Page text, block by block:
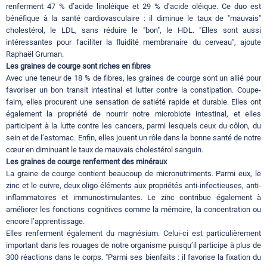
renferment 47 % d’acide linoléique et 29 % d’acide oléique. Ce duo est
bénéfique à la santé cardiovasculaire : il diminue le taux de "mauvais"
cholestérol, le LDL, sans réduire le "bon", le HDL. "Elles sont aussi
intéressantes pour faciliter la fluidité membranaire du cerveau", ajoute
Raphaël Gruman.
Les graines de courge sont riches en fibres
Avec une teneur de 18 % de fibres, les graines de courge sont un allié pour
favoriser un bon transit intestinal et lutter contre la constipation. Coupe-
faim, elles procurent une sensation de satiété rapide et durable. Elles ont
également la propriété de nourrir notre microbiote intestinal, et elles
participent à la lutte contre les cancers, parmi lesquels ceux du côlon, du
sein et de l’estomac. Enfin, elles jouent un rôle dans la bonne santé de notre
cœur en diminuant le taux de mauvais cholestérol sanguin.
Les graines de courge renferment des minéraux
La graine de courge contient beaucoup de micronutriments. Parmi eux, le
zinc et le cuivre, deux oligo-éléments aux propriétés anti-infectieuses, anti-
inflammatoires et immunostimulantes. Le zinc contribue également à
améliorer les fonctions cognitives comme la mémoire, la concentration ou
encore l’apprentissage.
Elles renferment également du magnésium. Celui-ci est particulièrement
important dans les rouages de notre organisme puisqu’il participe à plus de
300 réactions dans le corps. "Parmi ses bienfaits : il favorise la fixation du